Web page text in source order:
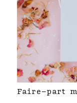
Faire-part